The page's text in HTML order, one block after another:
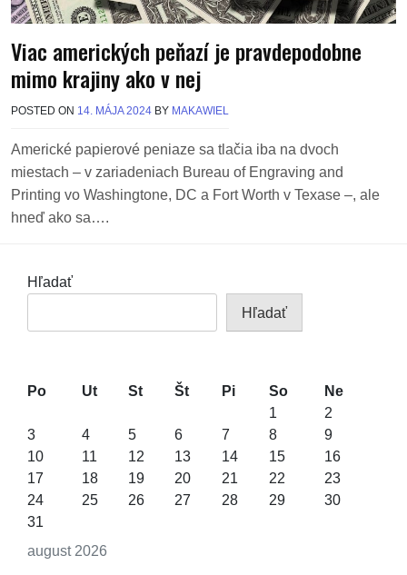
Viac amerických peňazí je pravdepodobne
mimo krajiny ako v nej
POSTED ON 14. MÁJA 2024 BY MAKAWIEL
Americké papierové peniaze sa tlačia iba na dvoch
miestach – v zariadeniach Bureau of Engraving and
Printing vo Washingtone, DC a Fort Worth v Texase –, ale
hneď ako sa….
Hľadať
Hľadať
august 2026
Po Ut St Št Pi So
Ne
1
2
3
4 5 6 7 8
9
10
11 12 13 14 15
16
17
18 19 20 21 22
23
24
25 26 27 28 29
30
31